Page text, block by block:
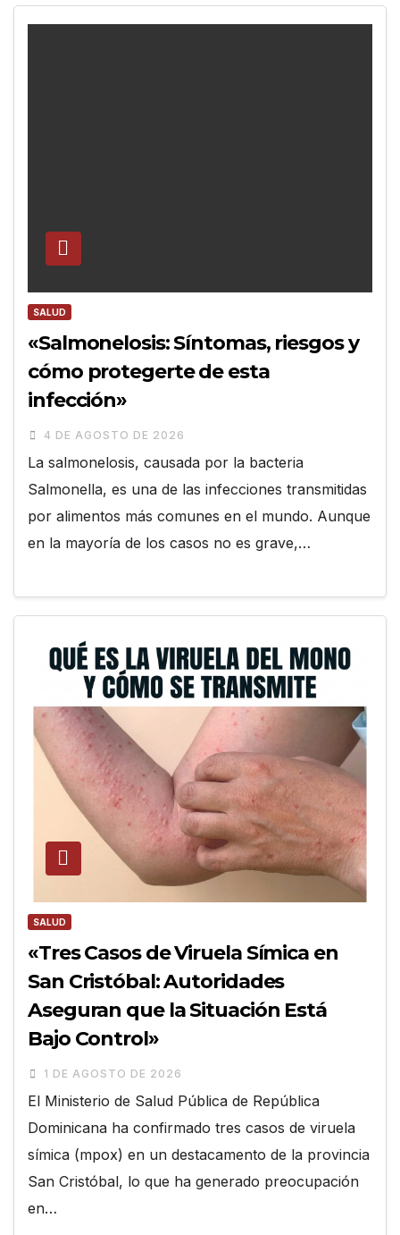
SALUD
«Salmonelosis: Síntomas, riesgos y
cómo protegerte de esta
infección»
4 DE AGOSTO DE 2026
La salmonelosis, causada por la bacteria
Salmonella, es una de las infecciones transmitidas
por alimentos más comunes en el mundo. Aunque
en la mayoría de los casos no es grave,…
SALUD
«Tres Casos de Viruela Símica en
San Cristóbal: Autoridades
Aseguran que la Situación Está
Bajo Control»
1 DE AGOSTO DE 2026
El Ministerio de Salud Pública de República
Dominicana ha confirmado tres casos de viruela
símica (mpox) en un destacamento de la provincia
San Cristóbal, lo que ha generado preocupación
en…